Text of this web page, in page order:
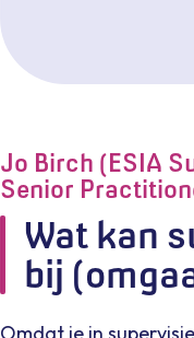
Jo Birch (ESIA
Senior
Wat kan
bij